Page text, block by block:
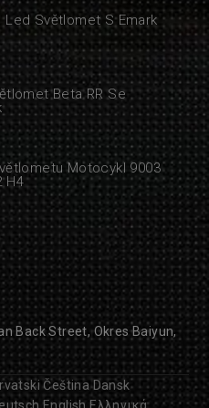
Led Světlomet S Emark
Beta RR Se
Motocykl 9003
H4
Back Street, Okres Baiyun,
Čeština Dansk